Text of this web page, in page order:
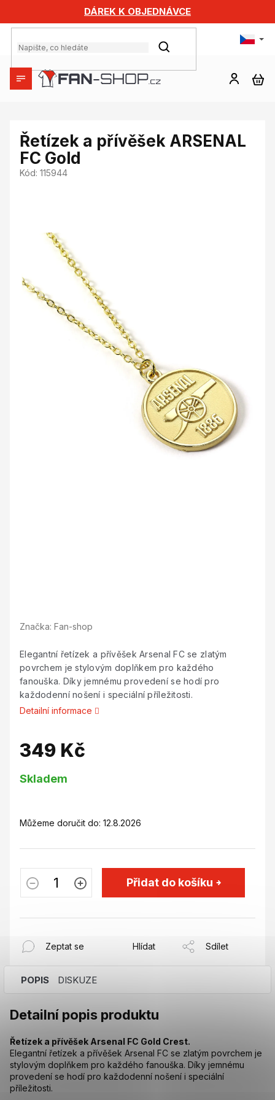
obsah
DÁREK K OBJEDNÁVCE
HLEDAT
Řetízek a přívěšek ARSENAL
FC Gold
Kód: 115944
Značka: Fan-shop
Elegantní řetízek a přívěšek Arsenal FC se zlatým
povrchem je stylovým doplňkem pro každého
fanouška. Díky jemnému provedení se hodí pro
každodenní nošení i speciální příležitosti.
Detailní informace
349 Kč
cena:
Skladem
Můžeme doručit do: 12.8.2026
Přidat do košíku
Zeptat se Hlídat Sdílet
POPIS DISKUZE
Detailní popis produktu
Řetízek a přívěšek Arsenal FC Gold Crest.
Elegantní řetízek a přívěšek Arsenal FC se zlatým povrchem je
stylovým doplňkem pro každého fanouška. Díky jemnému
provedení se hodí pro každodenní nošení i speciální
příležitosti.